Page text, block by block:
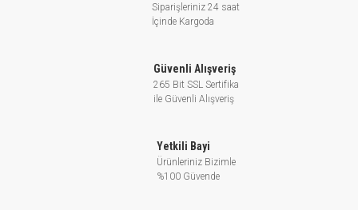
Kademeli pompalar, sanayilerde,
otellerde, toplu konutlarda, benzin
istasyonlarında, tatil köylerinde alış veriş
merkezlerinde, sosyal tesislerde, yangın
Siparişleriniz 24 saat
İçinde Kargoda
Güvenli Alışveriş
265 Bit SSL Sertifika
ile Güvenli Alışveriş
Yetkili Bayi
Ürünleriniz Bizimle
%100 Güvende